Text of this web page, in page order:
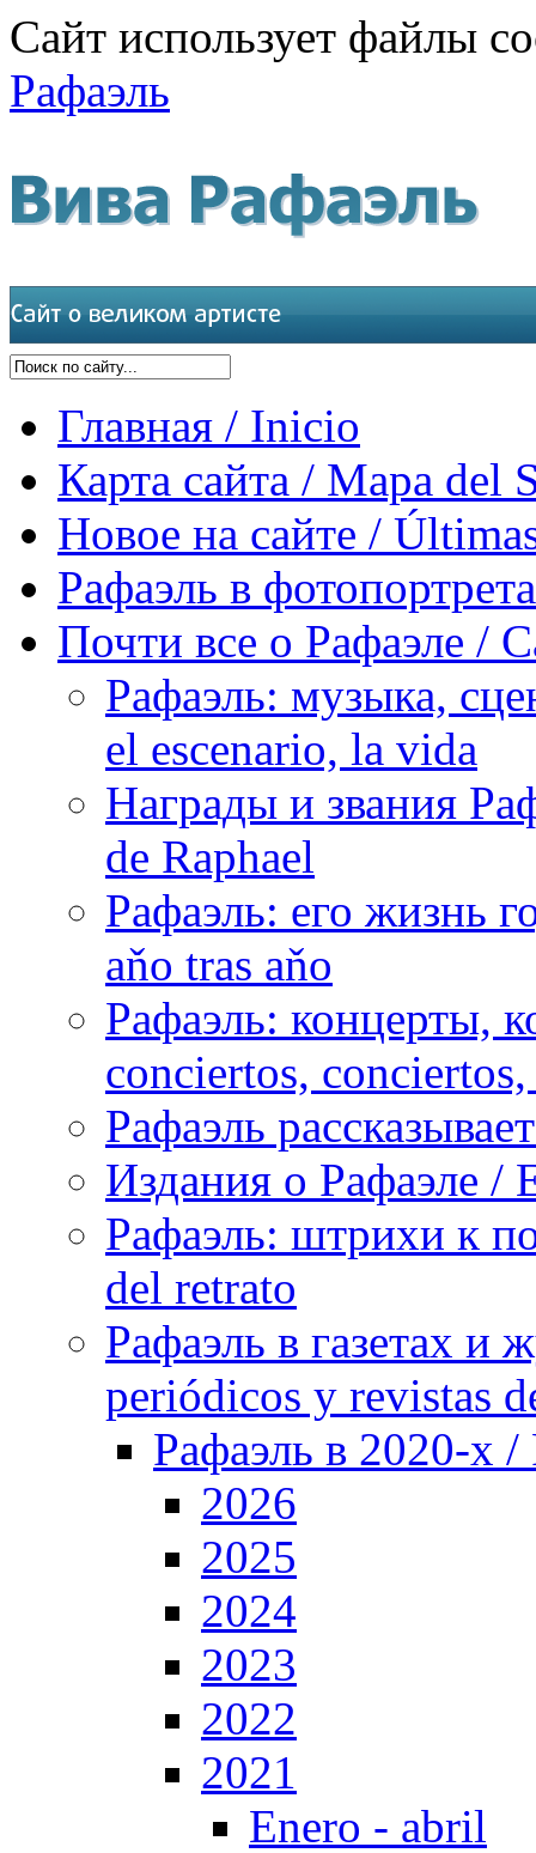
Сайт использует файлы
Рафаэль
Главная / Inicio
Карта сайта / Mapa del
Новое на сайте /
Рафаэль в
Почти все о Рафаэле /
Рафаэль: музыка,
el escenario, la vida
Награды и звания
de Raphael
Рафаэль: его жизнь
aňo tras aňo
Рафаэль: концерты,
conciertos,
Рафаэль
Издания о Рафаэле /
Рафаэль: штрихи к
del retrato
Рафаэль в газетах и
periódicos y revistas
Рафаэль в 2020-х /
2026
2025
2024
2023
2022
2021
Enero - abril